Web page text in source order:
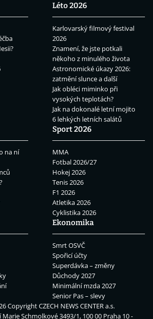
Léto 2026
Karlovarský filmový festival
2026
Znamení, že jste potkali
někoho z minulého života
Astronomické úkazy 2026:
zatmění slunce a další
Jak obléci miminko při
vysokých teplotách?
Jak na dokonalé letní mojito
6 lehkých letních salátů
na ní
Sport 2026
MMA
Fotbal 2026/27
Hokej 2026
Tenis 2026
F1 2026
Atletika 2026
Cyklistika 2026
Ekonomika
Smrt OSVČ
Spořicí účty
Superdávka – změny
Důchody 2027
Minimální mzda 2027
Senior Pas – slevy
CopyrightCZECH NEWS CENTER a.s.
Schmolkové 3493/1, 100 00 Praha 10 -